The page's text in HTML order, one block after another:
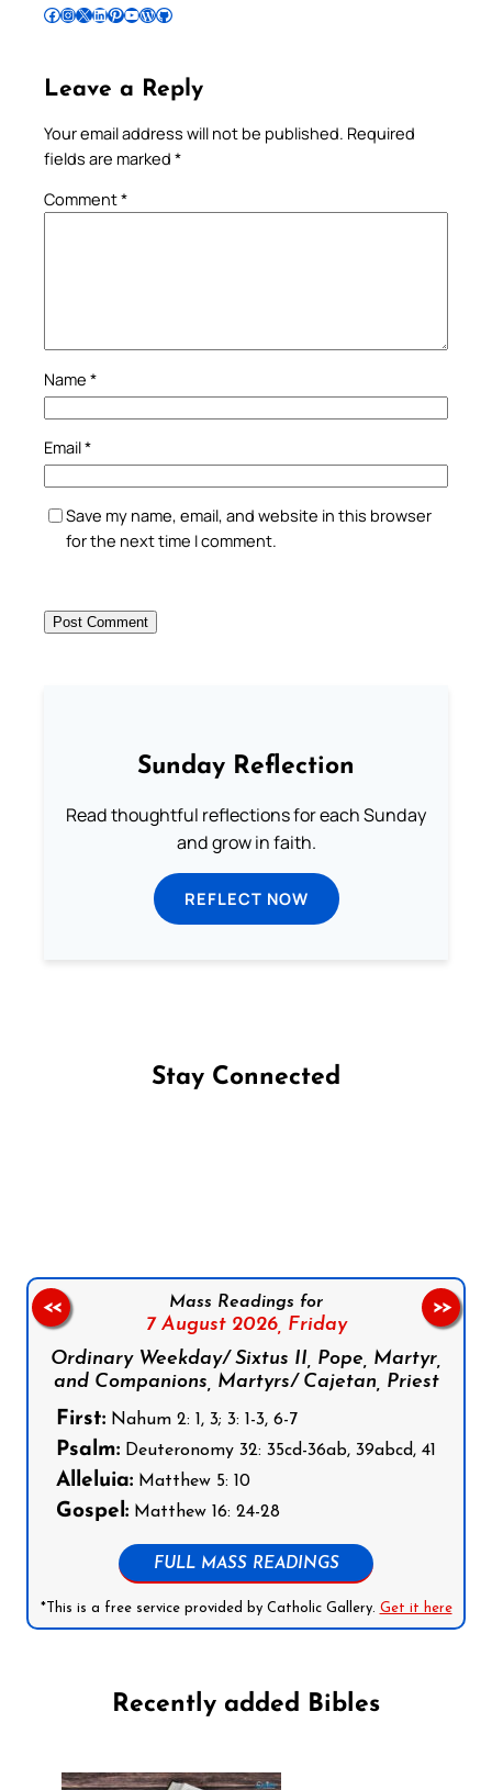
Follow Pradeep on Facebook Follow Pradeep on InstagramFollow Pradeep on X Follow Pradeep on LinkedIn Follow Pradeep on Pinterest Subscribe to Pradeep’s Youtube Channel Follow Pradeep on WordPress Follow Pradeep on GitHub
Leave a Reply
Your email address will not be published. Required
fields are marked *
Comment*
Name *
Email*
Save my name, email, and website in this browser
for the next time I comment.
Sunday Reflection
Read thoughtful reflections for each Sunday
and grow in faith.
REFLECT NOW
Stay Connected
Mass Readings for
7 August 2026, Friday
Ordinary Weekday/ Sixtus II, Pope, Martyr,
and Companions, Martyrs/ Cajetan, Priest
First: Nahum 2: 1, 3; 3: 1-3, 6-7
Psalm: Deuteronomy 32: 35cd-36ab, 39abcd, 41
Alleluia: Matthew 5: 10
Gospel: Matthew 16: 24-28
FULL MASS READINGS
*This is a free service provided by Catholic Gallery. Get it here
<< >>
Recently added Bibles